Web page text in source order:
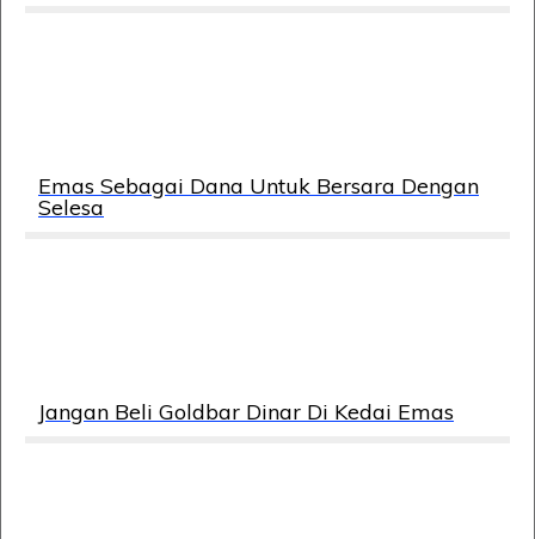
Emas Sebagai Dana Untuk Bersara Dengan
Selesa
Jangan Beli Goldbar Dinar Di Kedai Emas